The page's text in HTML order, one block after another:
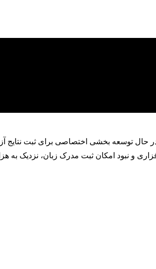
در حال توسعه بخشی اختصاصی برای ثبت
و نبود امکان ثبت مدرک زبان، نزدیک به